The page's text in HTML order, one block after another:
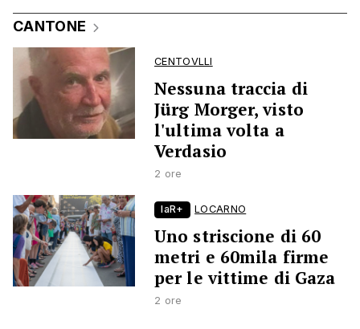
CANTONE
CENTOVLLI
Nessuna traccia di
Jürg Morger, visto
l'ultima volta a
Verdasio
2 ore
laR+ LOCARNO
Uno striscione di 60
metri e 60mila firme
per le vittime di Gaza
2 ore